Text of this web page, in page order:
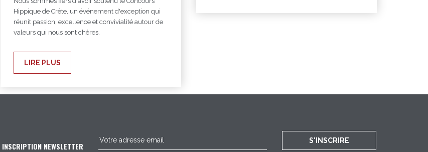
Hippique de Crête, un événement d'exception qui
réunit passion, excellence et convivialité autour de
valeurs qui nous sont chères.
LIRE PLUS
INSCRIPTION NEWSLETTER
S'INSCRIRE